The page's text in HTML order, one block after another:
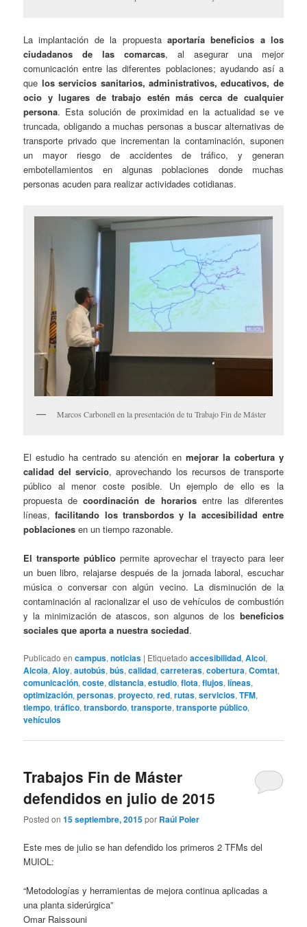
La implantación de la propuesta aportaría beneficios a los
ciudadanos de las comarcas, al asegurar una mejor
comunicación entre las diferentes poblaciones; ayudando así a
que los servicios sanitarios, administrativos, educativos, de
ocio y lugares de trabajo estén más cerca de cualquier
persona. Esta solución de proximidad en la actualidad se ve
truncada, obligando a muchas personas a buscar alternativas de
transporte privado que incrementan la contaminación, suponen
un mayor riesgo de accidentes de tráfico, y generan
embotellamientos en algunas poblaciones donde muchas
personas acuden para realizar actividades cotidianas.
Marcos Carbonell en la presentación de tu Trabajo Fin de Máster
El estudio ha centrado su atención en mejorar la cobertura y
calidad del servicio, aprovechando los recursos de transporte
público al menor coste posible. Un ejemplo de ello es la
propuesta decoordinación de horariosentre las diferentes
líneas,facilitando los transbordos y la accesibilidad entre
poblaciones en un tiempo razonable.
El transporte públicopermite aprovechar el trayecto para leer
un buen libro, relajarse después de la jornada laboral, escuchar
música o conversar con algún vecino. La disminución de la
contaminación al racionalizar el uso de vehículos de combustión
y la minimización de atascos, son algunos de los beneficios
sociales que aporta a nuestra sociedad.
Publicado en campus,noticias | Etiquetado accesibilidad,Alcoi,
Alcoia,Aloy,autobús,bús,calidad,carreteras,cobertura,Comtat,
comunicación,coste,distancia,estudio,flota,flujos,líneas,
optimización,personas,proyecto,red,rutas,servicios,TFM,
tiempo,tráfico,transbordo,transporte,transporte público,
vehículos
Trabajos Fin de Máster
defendidos en julio de 2015
Posted on15 septiembre, 2015por Raúl Poler
Este mes de julio se han defendido los primeros 2 TFMs del
MUIOL:
“Metodologías y herramientas de mejora continua aplicadas a
una planta siderúrgica”
Omar Raissouni